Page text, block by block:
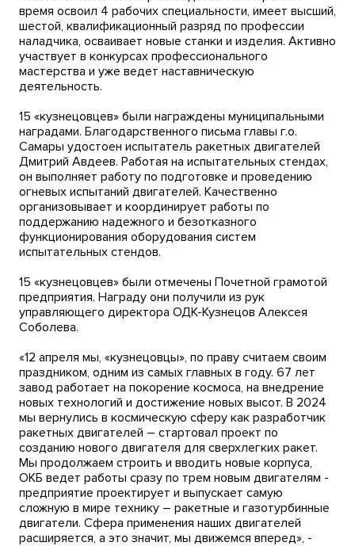
время освоил 4 рабочих специальности, имеет высший,
шестой, квалификационный разряд по профессии
наладчика, осваивает новые станки и изделия. Активно
участвует в конкурсах профессионального
мастерства и уже ведет наставническую
деятельность.
15 «кузнецовцев» были награждены муниципальными
наградами. Благодарственного письма главы г.о.
Самары удостоен испытатель ракетных двигателей
Дмитрий Авдеев. Работая на испытательных стендах,
он выполняет работу по подготовке и проведению
огневых испытаний двигателей. Качественно
организовывает и координирует работы по
поддержанию надежного и безотказного
функционирования оборудования систем
испытательных стендов.
15 «кузнецовцев» были отмечены Почетной грамотой
предприятия. Награду они получили из рук
управляющего директора ОДК-Кузнецов Алексея
Соболева.
«12 апреля мы, «кузнецовцы», по праву считаем своим
праздником, одним из самых главных в году. 67 лет
завод работает на покорение космоса, на внедрение
новых технологий и достижение новых высот. В 2024
мы вернулись в космическую сферу как разработчик
ракетных двигателей – стартовал проект по
созданию нового двигателя для сверхлегких ракет.
Мы продолжаем строить и вводить новые корпуса,
ОКБ ведет работы сразу по трем новым двигателям -
предприятие проектирует и выпускает самую
сложную в мире технику – ракетные и газотурбинные
двигатели. Сфера применения наших двигателей
расширяется, а это значит, мы движемся вперед», -